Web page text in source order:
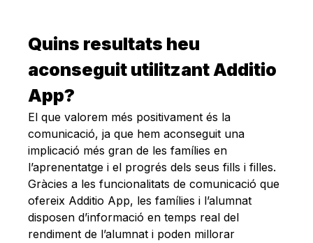
Quins resultats heu
aconseguit utilitzant Additio
App?
El que valorem més positivament és la
comunicació, ja que hem aconseguit una
implicació més gran de les famílies en
l’aprenentatge i el progrés dels seus fills i filles.
Gràcies a les funcionalitats de comunicació que
ofereix Additio App, les famílies i l’alumnat
disposen d’informació en temps real del
rendiment de l’alumnat i poden millorar